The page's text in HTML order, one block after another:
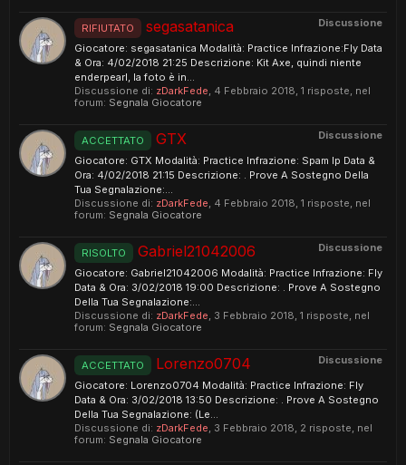
Discussione
RIFIUTATO segasatanica
Giocatore: segasatanica Modalità: Practice Infrazione:Fly Data
& Ora: 4/02/2018 21:25 Descrizione: Kit Axe, quindi niente
enderpearl, la foto è in...
Discussione di: zDarkFede, 4 Febbraio 2018, 1 risposte, nel
forum: Segnala Giocatore
Discussione
ACCETTATO GTX
Giocatore: GTX Modalità: Practice Infrazione: Spam Ip Data &
Ora: 4/02/2018 21:15 Descrizione: . Prove A Sostegno Della
Tua Segnalazione:...
Discussione di: zDarkFede, 4 Febbraio 2018, 1 risposte, nel
forum: Segnala Giocatore
Discussione
RISOLTO Gabriel21042006
Giocatore: Gabriel21042006 Modalità: Practice Infrazione: Fly
Data & Ora: 3/02/2018 19:00 Descrizione: . Prove A Sostegno
Della Tua Segnalazione:...
Discussione di: zDarkFede, 3 Febbraio 2018, 1 risposte, nel
forum: Segnala Giocatore
Discussione
ACCETTATO Lorenzo0704
Giocatore: Lorenzo0704 Modalità: Practice Infrazione: Fly
Data & Ora: 3/02/2018 13:50 Descrizione: . Prove A Sostegno
Della Tua Segnalazione: (Le...
Discussione di: zDarkFede, 3 Febbraio 2018, 2 risposte, nel
forum: Segnala Giocatore